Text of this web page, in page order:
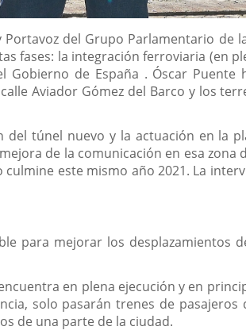
del Grupo Parlamentario de
fases: la integración ferroviaria (en
de España . Óscar
Aviador Gómez del Barco y los
túnel nuevo y la actuación en la
de la comunicación en esa zona
este mismo año 2021. La
para mejorar los desplazamientos
en plena ejecución y en
solo pasarán trenes de pasajeros
de una parte de la ciudad.